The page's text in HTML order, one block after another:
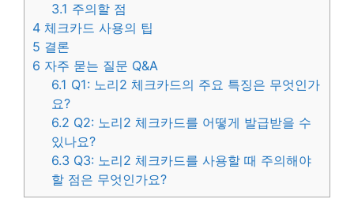
3.1 주의할 점
4 체크카드 사용의 팁
5 결론
6 자주 묻는 질문 Q&A
6.1 Q1: 노리2 체크카드의 주요 특징은 무엇인가
요?
6.2 Q2: 노리2 체크카드를 어떻게 발급받을 수
있나요?
6.3 Q3: 노리2 체크카드를 사용할 때 주의해야
할 점은 무엇인가요?